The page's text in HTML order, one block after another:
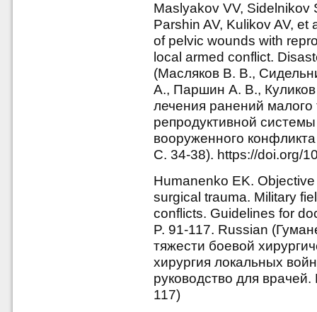
Maslyakov VV, Sidelnikov
Parshin AV, Kulikov AV,
of pelvic wounds with
local armed conflict.
(Масляков В. В.,
А., Паршин А. В., Куликов
лечения ранений
репродуктивной
вооруженного
С. 34-38). https://doi.org/
Humanenko EK.
surgical trauma. Military
conflicts. Guidelines for
P. 91-117. Russian
тяжести боевой
хирургия локальных
руководство для
117)